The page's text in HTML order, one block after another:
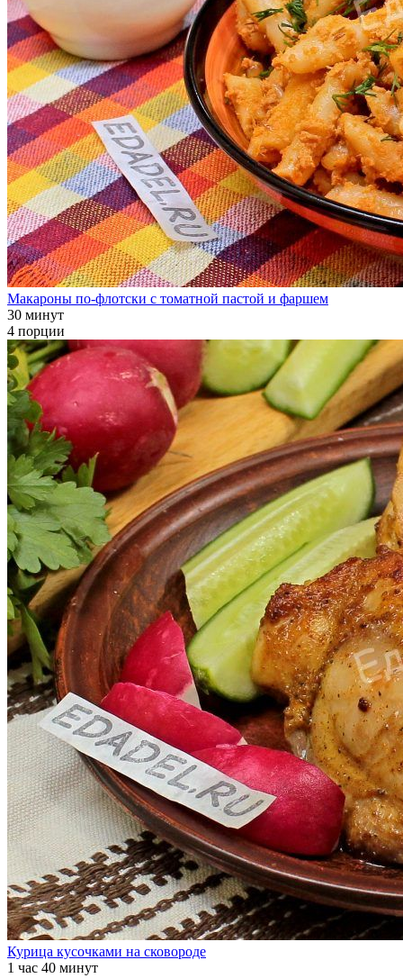
Макароны по-флотски с томатной пастой и фаршем
30 минут
4 порции
Курица кусочками на сковороде
1 час 40 минут